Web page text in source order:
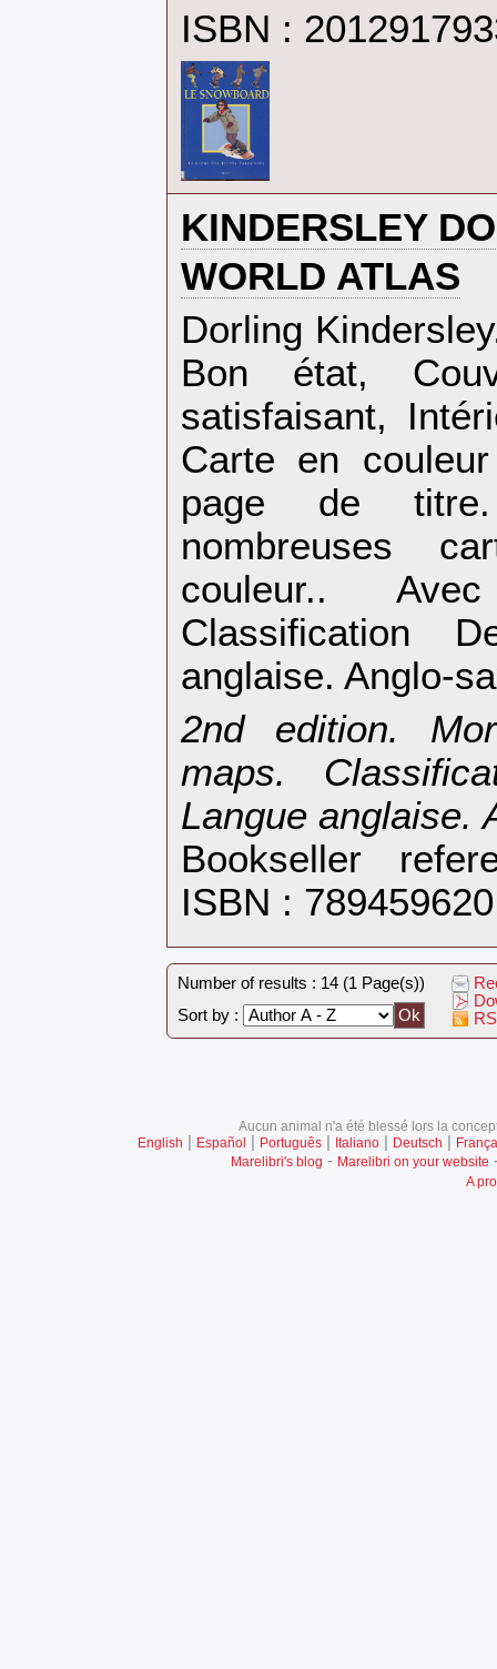
ISBN :
‎KINDERSLEY
‎WORLD ATLAS‎
‎Dorling
Bon état,
satisfaisant,
Carte en
page de
nombreuses
couleur..
Classification
anglaise. Anglo-
‎2nd edition.
maps.
Langue anglaise.
Bookseller
ISBN : 789459620
Number of results : 14 (1 Page(s))
Sort by :
Aucun animal n'a été blessé lors la
English | Español | Português| Italiano| Deutsch |
Marelibri's blog - Marelibri on your website
A